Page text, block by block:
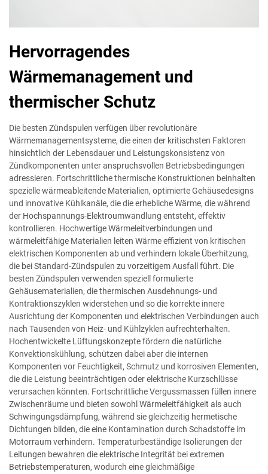
Hervorragendes
Wärmemanagement und
thermischer Schutz
Die besten Zündspulen verfügen über revolutionäre
Wärmemanagementsysteme, die einen der kritischsten Faktoren
hinsichtlich der Lebensdauer und Leistungskonsistenz von
Zündkomponenten unter anspruchsvollen Betriebsbedingungen
adressieren. Fortschrittliche thermische Konstruktionen beinhalten
spezielle wärmeableitende Materialien, optimierte Gehäusedesigns
und innovative Kühlkanäle, die die erhebliche Wärme, die während
der Hochspannungs-Elektroumwandlung entsteht, effektiv
kontrollieren. Hochwertige Wärmeleitverbindungen und
wärmeleitfähige Materialien leiten Wärme effizient von kritischen
elektrischen Komponenten ab und verhindern lokale Überhitzung,
die bei Standard-Zündspulen zu vorzeitigem Ausfall führt. Die
besten Zündspulen verwenden speziell formulierte
Gehäusematerialien, die thermischen Ausdehnungs- und
Kontraktionszyklen widerstehen und so die korrekte innere
Ausrichtung der Komponenten und elektrischen Verbindungen auch
nach Tausenden von Heiz- und Kühlzyklen aufrechterhalten.
Hochentwickelte Lüftungskonzepte fördern die natürliche
Konvektionskühlung, schützen dabei aber die internen
Komponenten vor Feuchtigkeit, Schmutz und korrosiven Elementen,
die die Leistung beeinträchtigen oder elektrische Kurzschlüsse
verursachen könnten. Fortschrittliche Vergussmassen füllen innere
Zwischenräume und bieten sowohl Wärmeleitfähigkeit als auch
Schwingungsdämpfung, während sie gleichzeitig hermetische
Dichtungen bilden, die eine Kontamination durch Schadstoffe im
Motorraum verhindern. Temperaturbeständige Isolierungen der
Leitungen bewahren die elektrische Integrität bei extremen
Betriebstemperaturen, wodurch eine gleichmäßige